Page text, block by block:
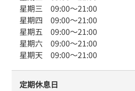
星期三 09:00～21:00
星期四 09:00～21:00
星期五 09:00～21:00
星期六 09:00～21:00
星期天 09:00～21:00
定期休息日